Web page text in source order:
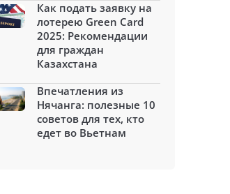
Как подать заявку на
лотерею Green Card
2025: Рекомендации
для граждан
Казахстана
Впечатления из
Нячанга: полезные 10
советов для тех, кто
едет во Вьетнам